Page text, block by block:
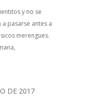
y no se
pasarse antes a
merengues.
DE 2017